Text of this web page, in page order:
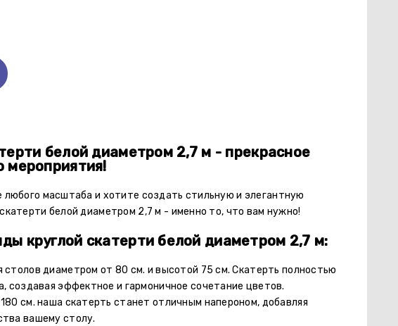
белой диаметром 2,7 м - прекрасное
мероприятия!
любого масштаба и хотите создать стильную и элегантную
белой диаметром 2,7 м - именно то, что вам нужно!
круглой скатерти белой диаметром 2,7 м:
столов диаметром от 80 см. и высотой 75 см. Скатерть полностью
создавая эффектное и гармоничное сочетание цветов.
см. наша скатерть станет отличным напероном, добавляя
вашему столу.